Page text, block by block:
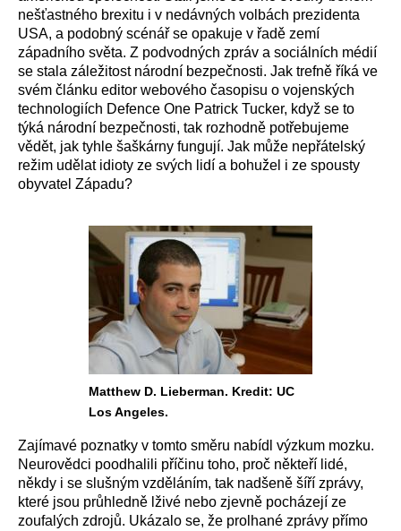
nešťastného brexitu i v nedávných volbách prezidenta
USA, a podobný scénář se opakuje v řadě zemí
západního světa. Z podvodných zpráv a sociálních médií
se stala záležitost národní bezpečnosti. Jak trefně říká ve
svém článku editor webového časopisu o vojenských
technologiích Defence One Patrick Tucker, když se to
týká národní bezpečnosti, tak rozhodně potřebujeme
vědět, jak tyhle šaškárny fungují. Jak může nepřátelský
režim udělat idioty ze svých lidí a bohužel i ze spousty
obyvatel Západu?
Matthew D. Lieberman. Kredit: UC
Los Angeles.
Zajímavé poznatky v tomto směru nabídl výzkum mozku.
Neurovědci poodhalili příčinu toho, proč někteří lidé,
někdy i se slušným vzděláním, tak nadšeně šíří zprávy,
které jsou průhledně lživé nebo zjevně pocházejí ze
zoufalých zdrojů. Ukázalo se, že prolhané zprávy přímo